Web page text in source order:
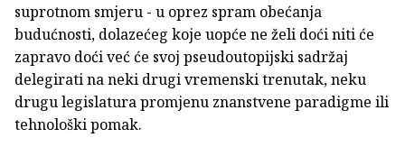
suprotnom smjeru - u oprez spram obećanja
budućnosti, dolazećeg koje uopće ne želi doći niti će
zapravo doći već će svoj pseudoutopijski sadržaj
delegirati na neki drugi vremenski trenutak, neku
drugu legislatura promjenu znanstvene paradigme ili
tehnološki pomak.